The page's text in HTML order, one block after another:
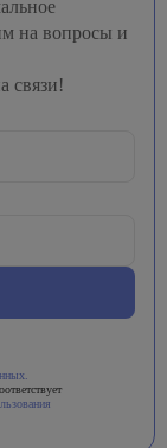
на вопросы и
связи!